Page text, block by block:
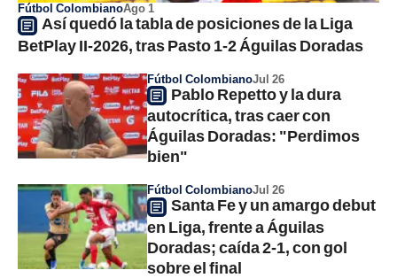
Fútbol ColombianoAgo 1
Así quedó la tabla de posiciones de la Liga
BetPlay II-2026, tras Pasto 1-2 Águilas Doradas
Fútbol ColombianoJul 26
Pablo Repetto y la dura
autocrítica, tras caer con
Águilas Doradas: "Perdimos
bien"
Fútbol ColombianoJul 26
Santa Fe y un amargo debut
en Liga, frente a Águilas
Doradas; caída 2-1, con gol
sobre el final